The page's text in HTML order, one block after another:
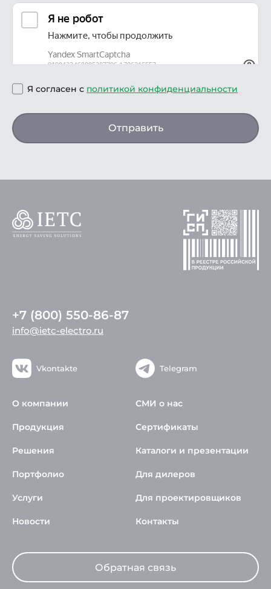
Я согласен с политикой конфиденциальности
Отправить
+7 (800) 550-86-87
info@ietc-electro.ru
Vkontakte Telegram
О компании
Продукция
Решения
Портфолио
Услуги
Новости
СМИ о нас
Сертификаты
Каталоги и презентации
Для дилеров
Для проектировщиков
Контакты
Обратная связь